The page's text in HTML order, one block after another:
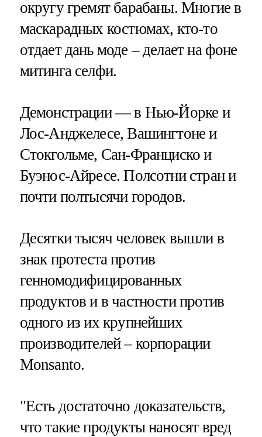
округу гремят барабаны. Многие в
маскарадных костюмах, кто-то
отдает дань моде – делает на фоне
митинга селфи.
Демонстрации — в Нью-Йорке и
Лос-Анджелесе, Вашингтоне и
Стокгольме, Сан-Франциско и
Буэнос-Айресе. Полсотни стран и
почти полтысячи городов.
Десятки тысяч человек вышли в
знак протеста против
генномодифицированных
продуктов и в частности против
одного из их крупнейших
производителей – корпорации
Monsanto.
"Есть достаточно доказательств,
что такие продукты наносят вред